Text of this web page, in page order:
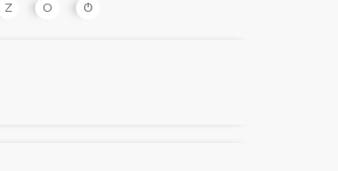
Z О Ტ